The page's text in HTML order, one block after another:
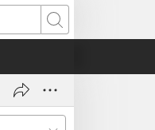
Rechercher